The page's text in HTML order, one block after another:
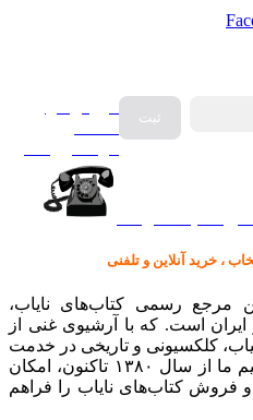
فروش انواع
، خرید آنلاین و تلفنی
مرجع رسمی کتاب‌های نایاب،
است. که با آرشیوی غنی از
کلکسیونی و تاریخی در خدمت
دوست‌داران فرهنگ و ادب هستیم ما از سال ۱۳۸۰ تاکنون، امکان
و فروش کتاب‌های نایاب را فراهم